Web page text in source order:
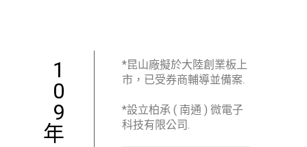
1
0
9
年
*昆山廠擬於大陸創業板上
市，已受券商輔導並備案.
*設立柏承 ( 南通 ) 微電子
科技有限公司.